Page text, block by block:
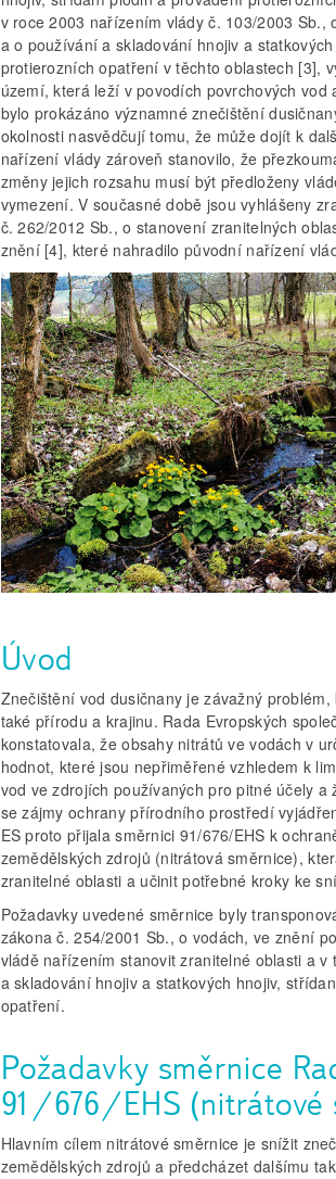
v roce 2003 nařízením vlády č. 103/2003 Sb.,
a o používání a skladování hnojiv a
protierozních opatření v těchto oblastech [3],
území, která leží v povodích povrchových
bylo prokázáno významné znečištění
okolnosti nasvědčují tomu, že může dojít k
nařízení vlády zároveň stanovilo, že
změny jejich rozsahu musí být předloženy
vymezení. V současné době jsou vyhlášeny
č. 262/2012 Sb., o stanovení zranitelných
znění [4], které nahradilo původní nařízení
Úvod
Znečištění vod dusičnany je závažný
také přírodu a krajinu. Rada Evropských
konstatovala, že obsahy nitrátů ve vodách v
hodnot, které jsou nepřiměřené vzhledem k
vod ve zdrojích používaných pro pitné účely
se zájmy ochrany přírodního prostředí
ES proto přijala směrnici 91/676/EHS k
zemědělských zdrojů (nitrátová směrnice),
zranitelné oblasti a učinit potřebné kroky ke
Požadavky uvedené směrnice byly
zákona č. 254/2001 Sb., o vodách, ve znění
vládě nařízením stanovit zranitelné oblasti a
a skladování hnojiv a statkových hnojiv,
opatření.
Požadavky směrnice
91/676/EHS (nitrátové
Hlavním cílem nitrátové směrnice je snížit
zemědělských zdrojů a předcházet dalšímu